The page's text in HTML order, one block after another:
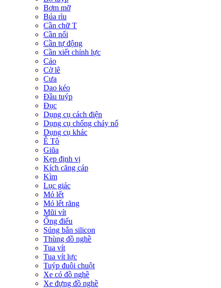
Bơm mỡ
Búa rìu
Cần chữ T
Cần nối
Cần tự động
Cần xiết chỉnh lực
Cảo
Cờ lê
Cưa
Dao kéo
Đầu tuýp
Đục
Dụng cụ cách điện
Dụng cụ chống cháy nổ
Dụng cụ khác
Ê Tô
Giũa
Kẹp định vị
Kích căng cáp
Kìm
Lục giác
Mỏ lết
Mỏ lết răng
Mũi vít
Ống điếu
Súng bắn silicon
Thùng đồ nghề
Tua vít
Tua vít lực
Tuýp đuôi chuột
Xe có đồ nghề
Xe đựng đồ nghề